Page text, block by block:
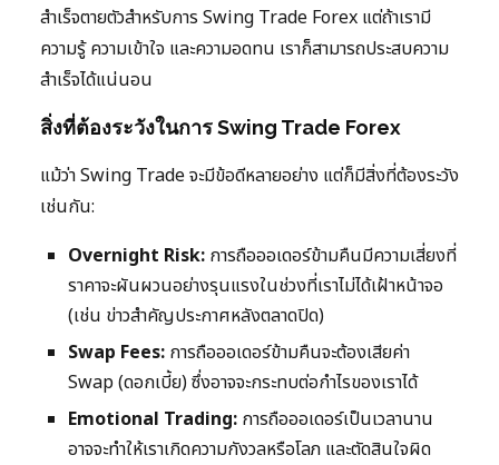
สำเร็จตายตัวสำหรับการ Swing Trade Forex แต่ถ้าเรามี
ความรู้ ความเข้าใจ และความอดทน เราก็สามารถประสบความ
สำเร็จได้แน่นอน
สิ่งที่ต้องระวังในการ Swing Trade Forex
แม้ว่า Swing Trade จะมีข้อดีหลายอย่าง แต่ก็มีสิ่งที่ต้องระวัง
เช่นกัน:
Overnight Risk: การถือออเดอร์ข้ามคืนมีความเสี่ยงที่
ราคาจะผันผวนอย่างรุนแรงในช่วงที่เราไม่ได้เฝ้าหน้าจอ
(เช่น ข่าวสำคัญประกาศหลังตลาดปิด)
Swap Fees: การถือออเดอร์ข้ามคืนจะต้องเสียค่า
Swap (ดอกเบี้ย) ซึ่งอาจจะกระทบต่อกำไรของเราได้
Emotional Trading: การถือออเดอร์เป็นเวลานาน
อาจจะทำให้เราเกิดความกังวลหรือโลภ และตัดสินใจผิด